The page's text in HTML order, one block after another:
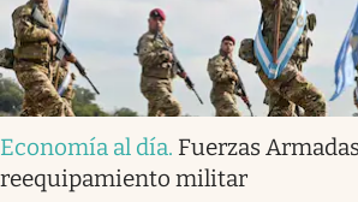
Economía al día. Fuerzas
reequipamiento militar